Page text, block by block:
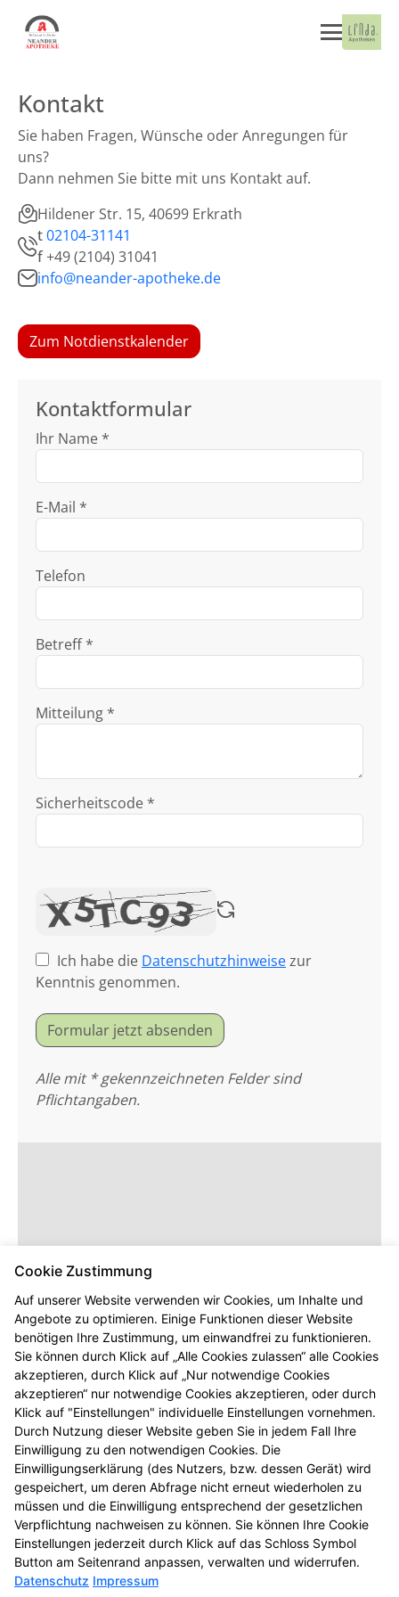
Kontakt
Sie haben Fragen, Wünsche oder Anregungen für
uns?
Dann nehmen Sie bitte mit uns Kontakt auf.
Hildener Str. 15, 40699 Erkrath
t02104-31141
f+49 (2104) 31041
info@neander-apotheke.de
Zum Notdienstkalender
Kontaktformular
Ihr Name *
E-Mail *
Telefon
Betreff *
Mitteilung *
Sicherheitscode *
Ich habe die Datenschutzhinweisezur
Kenntnis genommen.
Formular jetzt absenden
Alle mit * gekennzeichneten Felder sind
Pflichtangaben.
Dieser Inhalt wird erst angezeigt,
sobald Sie die entsprechenden Cookies
akzeptieren.
Cookie Zustimmung
Auf unserer Website verwenden wir Cookies, um Inhalte und
Angebote zu optimieren. Einige Funktionen dieser Website
benötigen Ihre Zustimmung, um einwandfrei zu funktionieren.
Sie können durch Klick auf „Alle Cookies zulassen“ alle Cookies
akzeptieren, durch Klick auf „Nur notwendige Cookies
akzeptieren“ nur notwendige Cookies akzeptieren, oder durch
Klick auf "Einstellungen" individuelle Einstellungen vornehmen.
Durch Nutzung dieser Website geben Sie in jedem Fall Ihre
Einwilligung zu den notwendigen Cookies. Die
Einwilligungserklärung (des Nutzers, bzw. dessen Gerät) wird
gespeichert, um deren Abfrage nicht erneut wiederholen zu
müssen und die Einwilligung entsprechend der gesetzlichen
Verpflichtung nachweisen zu können. Sie können Ihre Cookie
Einstellungen jederzeit durch Klick auf das Schloss Symbol
Button am Seitenrand anpassen, verwalten und widerrufen.
Datenschutz Impressum